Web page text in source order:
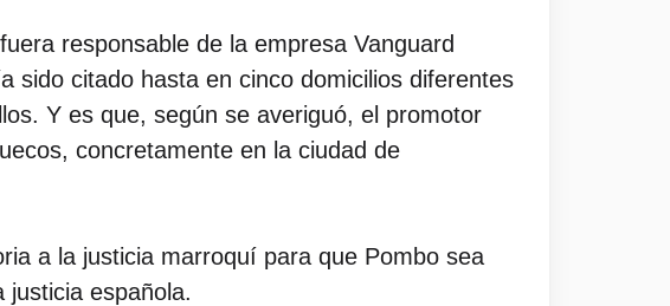
responsable de la empresa Vanguard
sido citado hasta en cinco domicilios diferentes
Y es que, según se averiguó, el promotor
concretamente en la ciudad de
a la justicia marroquí para que Pombo sea
española.